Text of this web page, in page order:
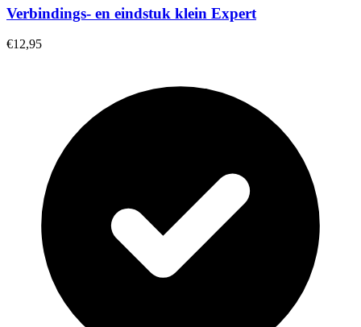
Verbindings- en eindstuk klein Expert
€12,95